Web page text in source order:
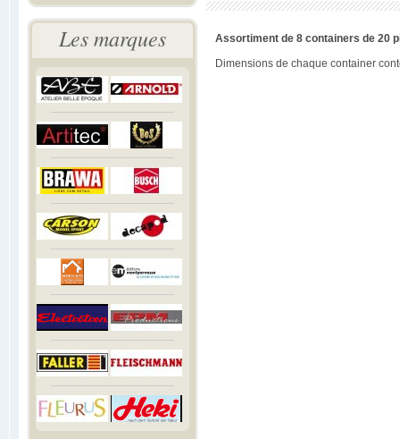
Les marques
Assortiment de 8 containers de 20
Dimensions de chaque container